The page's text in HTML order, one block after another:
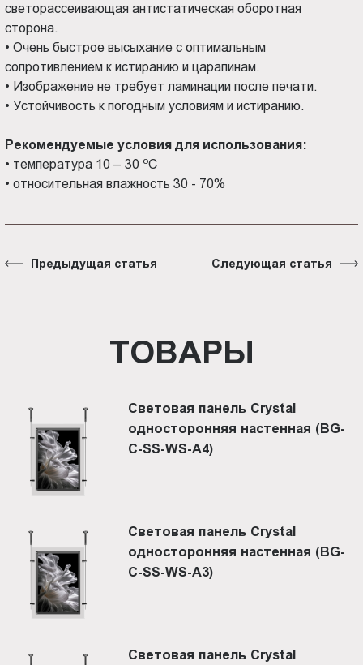
светорассеивающая антистатическая оборотная
сторона.
• Очень быстрое высыхание с оптимальным
сопротивлением к истиранию и царапинам.
• Изображение не требует ламинации после печати.
• Устойчивость к погодным условиям и истиранию.
Рекомендуемые условия для использования:
• температура 10 – 30 оС
• относительная влажность 30 - 70%
Предыдущая статья Следующая статья
ТОВАРЫ
Световая панель Crystal
односторонняя настенная (BG-
C-SS-WS-A4)
Световая панель Crystal
односторонняя настенная (BG-
C-SS-WS-A3)
Световая панель Crystal